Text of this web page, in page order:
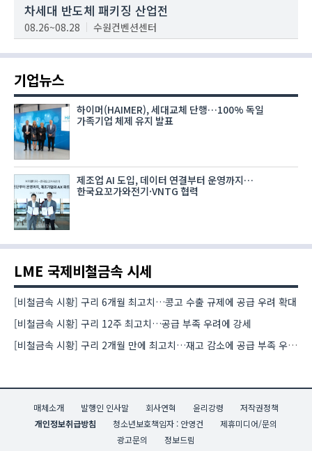
차세대 반도체 패키징 산업전
08.26~08.28 수원컨벤션센터
기업뉴스
하이머(HAIMER), 세대교체 단행…100% 독일
가족기업 체제 유지 발표
제조업 AI 도입, 데이터 연결부터 운영까지…
한국요꼬가와전기·VNTG 협력
LME 국제비철금속 시세
[비철금속 시황] 구리 6개월 최고치…콩고 수출 규제에 공급 우려 확대
[비철금속 시황] 구리 12주 최고치…공급 부족 우려에 강세
[비철금속 시황] 구리 2개월 만에 최고치…재고 감소에 공급 부족 우려 확대
매체소개 발행인 인사말 회사연혁 윤리강령
저작권정책
개인정보취급방침
청소년보호책임자 : 안영건
제휴미디어/문의
광고문의
정보드림